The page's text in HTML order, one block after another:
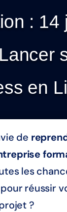
: 14
en
de
les
réussir
?